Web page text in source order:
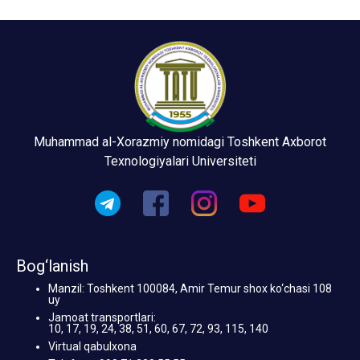
Muhammad al-Xorazmiy nomidagi Toshkent Axborot
Texnologiyalari Universiteti
Bog‘lanish
Manzil: Toshkent 100084, Amir Temur shox ko‘chasi 108
uy
Jamoat transportlari:
10, 17, 19, 24, 38, 51, 60, 67, 72, 93, 115, 140
Virtual qabulxona